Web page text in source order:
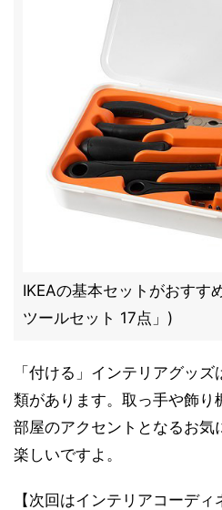
IKEAの基本セットがおすす
ツールセット 17点」)
「付ける」インテリアグッ
類があります。取っ手や飾り
部屋のアクセントとなるお気
楽しいですよ。
【次回はインテリアコーデ